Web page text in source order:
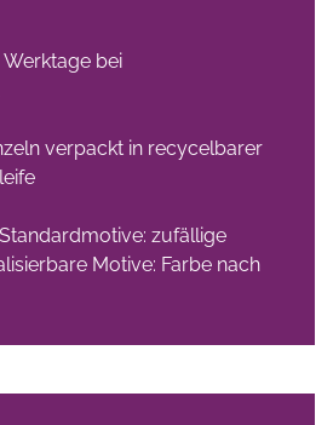
Werktage bei
verpackt in recycelbarer
zufällige
Motive: Farbe nach